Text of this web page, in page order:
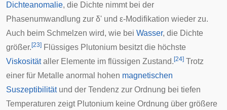
Dichteanomalie, die Dichte nimmt bei der
Phasenumwandlung zur δ' und ε-Modifikation wieder zu.
Auch beim Schmelzen wird, wie bei Wasser, die Dichte
größer. [23] Flüssiges Plutonium besitzt die höchste
Viskositätaller Elemente im flüssigen Zustand. [24] Trotz
einer für Metalle anormal hohen magnetischen
Suszeptibilitätund der Tendenz zur Ordnung bei tiefen
Temperaturen zeigt Plutonium keine Ordnung über größere